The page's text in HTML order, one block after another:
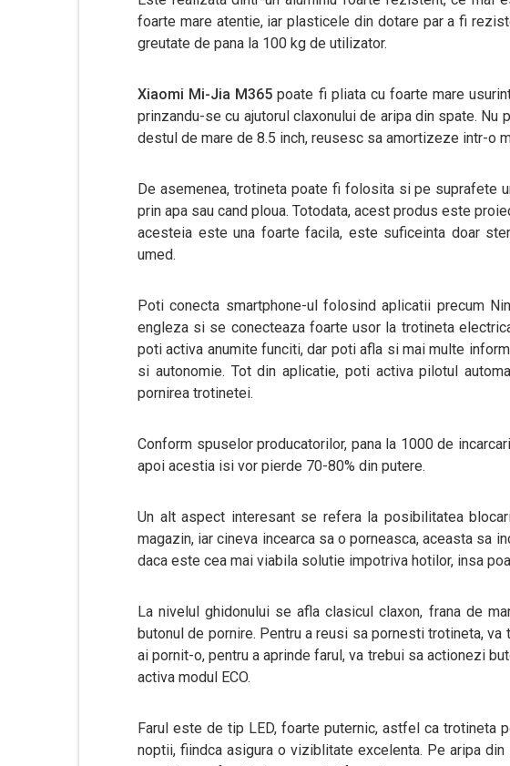
foarte mare atentie, iar plasticele din dotare par a fi
greutate de pana la 100 kg de utilizator.
Xiaomi Mi-Jia M365poate fi pliata cu foarte mare
prinzandu-se cu ajutorul claxonului de aripa din spate.
destul de mare de 8.5 inch, reusesc sa amortizeze intr-o
De asemenea, trotineta poate fi folosita si pe suprafete
prin apa sau cand ploua. Totodata, acest produs este
acesteia este una foarte facila, este suficeinta doar
umed.
Poti conecta smartphone-ul folosind aplicatii precum
engleza si se conecteaza foarte usor la trotineta
poti activa anumite funciti, dar poti afla si mai multe
si autonomie. Tot din aplicatie, poti activa pilotul
pornirea trotinetei.
Conform spuselor producatorilor, pana la 1000 de
apoi acestia isi vor pierde 70-80% din putere.
Un alt aspect interesant se refera la posibilitatea
magazin, iar cineva incearca sa o porneasca, aceasta sa
daca este cea mai viabila solutie impotriva hotilor, insa
La nivelul ghidonului se afla clasicul claxon, frana de
butonul de pornire. Pentru a reusi sa pornesti trotineta,
ai pornit-o, pentru a aprinde farul, va trebui sa actionezi
activa modul ECO.
Farul este de tip LED, foarte puternic, astfel ca trotineta
noptii, fiindca asigura o viziblitate excelenta. Pe aripa